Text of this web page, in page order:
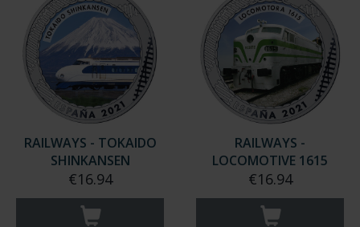
RAILWAYS - TOKAIDO
SHINKANSEN
€16.94
RAILWAYS -
LOCOMOTIVE 1615
€16.94